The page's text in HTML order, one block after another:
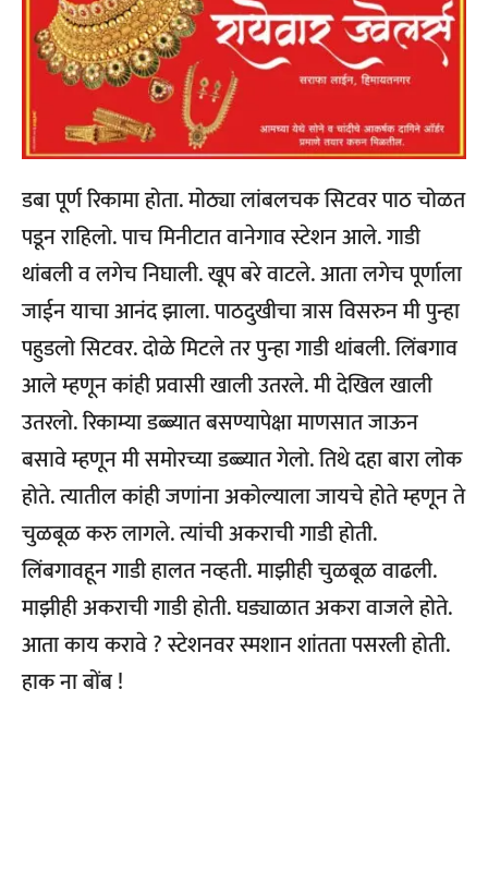
डबा पूर्ण रिकामा होता. मोठ्या लांबलचक सिटवर पाठ चोळत
पडून राहिलो. पाच मिनीटात वानेगाव स्टेशन आले. गाडी
थांबली व लगेच निघाली. खूप बरे वाटले. आता लगेच पूर्णाला
जाईन याचा आनंद झाला. पाठदुखीचा त्रास विसरुन मी पुन्हा
पहुडलो सिटवर. दोळे मिटले तर पुन्हा गाडी थांबली. लिंबगाव
आले म्हणून कांही प्रवासी खाली उतरले. मी देखिल खाली
उतरलो.रिकाम्या डब्ब्यात बसण्यापेक्षा माणसात जाऊन
बसावे म्हणून मी समोरच्या डब्ब्यात गेलो. तिथे दहा बारा लोक
होते. त्यातील कांही जणांना अकोल्याला जायचे होते म्हणून ते
चुळबूळ करु लागले. त्यांची अकराची गाडी होती.
लिंबगावहून गाडी हालत नव्हती. माझीही चुळबूळ वाढली.
माझीही अकराची गाडी होती. घड्याळात अकरा वाजले होते.
आता काय करावे ? स्टेशनवर स्मशान शांतता पसरली होती.
हाक ना बोंब !